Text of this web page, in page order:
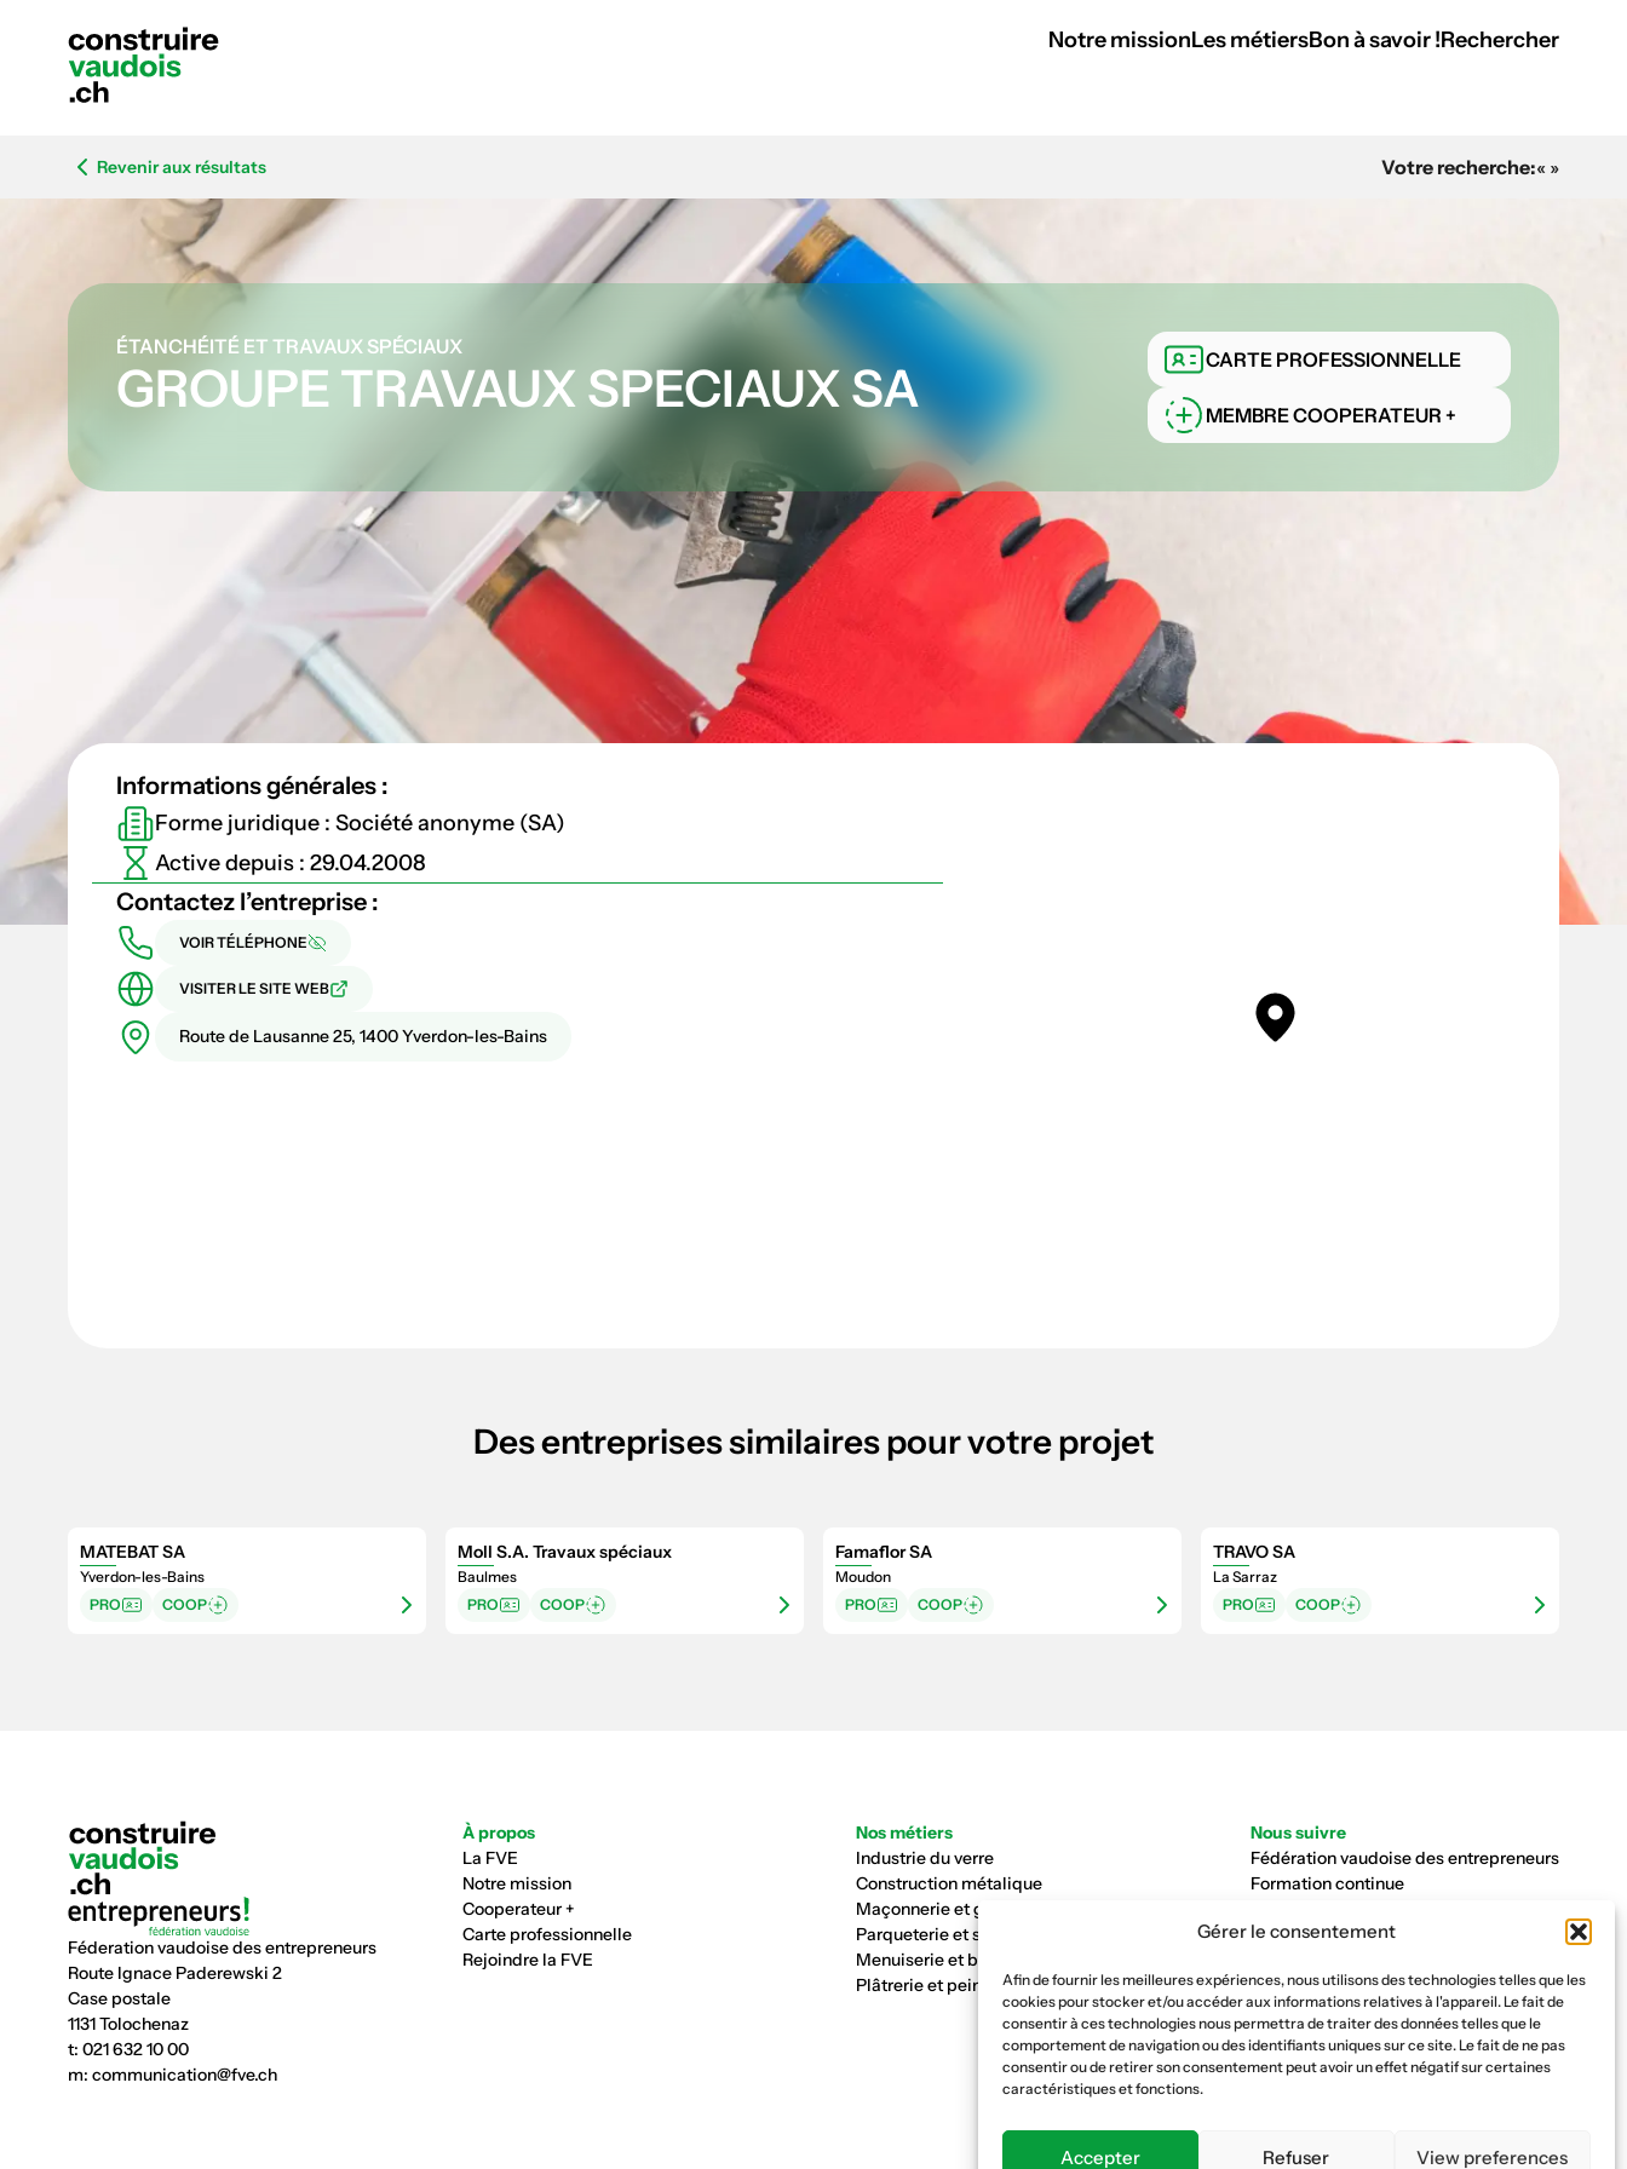
Gérer le consentement
Afin de fournir les meilleures expériences, nous utilisons des technologies telles que les
cookies pour stocker et/ou accéder aux informations relatives à l'appareil. Le fait de
consentir à ces technologies nous permettra de traiter des données telles que le
comportement de navigation ou des identifiants uniques sur ce site. Le fait de ne pas
consentir ou de retirer son consentement peut avoir un effet négatif sur certaines
caractéristiques et fonctions.
Accepter Refuser View preferences
Notre missionLes métiersBon à savoir !Rechercher
Revenir aux résultats Votre recherche:« »
ÉTANCHÉITÉ ET TRAVAUX SPÉCIAUX
GROUPE TRAVAUX SPECIAUX SA CARTE PROFESSIONNELLE
MEMBRE COOPERATEUR +
Informations générales :
Forme juridique : Société anonyme (SA)
Active depuis : 29.04.2008
Contactez l’entreprise :
VOIR TÉLÉPHONE
VISITER LE SITE WEB
Route de Lausanne 25, 1400 Yverdon-les-Bains
Des entreprises similaires pour votre projet
MATEBAT SA
Yverdon-les-Bains
PRO
COOP
Moll S.A. Travaux spéciaux
Baulmes
PRO
COOP
Famaflor SA
Moudon
PRO
COOP
TRAVO SA
La Sarraz
PRO
COOP
Féderation vaudoise des entrepreneurs
Route Ignace Paderewski 2
Case postale
1131 Tolochenaz
t: 021 632 10 00
m: communication@fve.ch
À propos
La FVE
Notre mission
Cooperateur +
Carte professionnelle
Rejoindre la FVE
Nos métiers
Industrie du verre
Construction métalique
Maçonnerie et génie civil
Parqueterie et sols
Menuiserie et bois
Plâtrerie et peinture
Nous suivre
Fédération vaudoise des entrepreneurs
Formation continue
Caisse AVS 66.1